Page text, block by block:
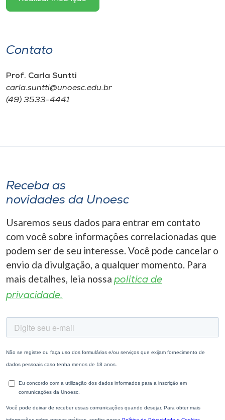
Contato
Prof. Carla Suntti
carla.suntti@unoesc.edu.br
(49) 3533-4441
Receba as
novidades da Unoesc
Usaremos seus dados para entrar em contato
com você sobre informações correlacionadas que
podem ser de seu interesse. Você pode cancelar o
envio da divulgação, a qualquer momento. Para
mais detalhes, leia nossa política de
privacidade.